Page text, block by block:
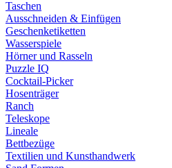
Taschen
Ausschneiden & Einfügen
Geschenketiketten
Wasserspiele
Hörner und Rasseln
Puzzle IQ
Cocktail-Picker
Hosenträger
Ranch
Teleskope
Lineale
Bettbezüge
Textilien und Kunsthandwerk